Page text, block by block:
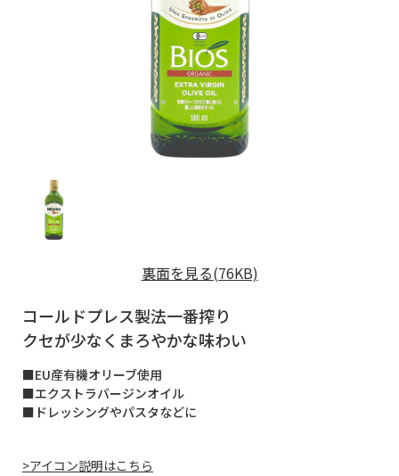
裏面を見る(76KB)
コールドプレス製法一番搾り
クセが少なくまろやかな味わい
■EU産有機オリーブ使用
■エクストラバージンオイル
■ドレッシングやパスタなどに
>アイコン説明はこちら